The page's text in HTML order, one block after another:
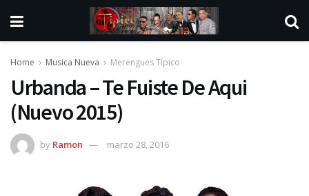
Home Musica Nueva Merengues Típico
Urbanda – Te Fuiste De Aqui
(Nuevo 2015)
by Ramon marzo 28, 2016